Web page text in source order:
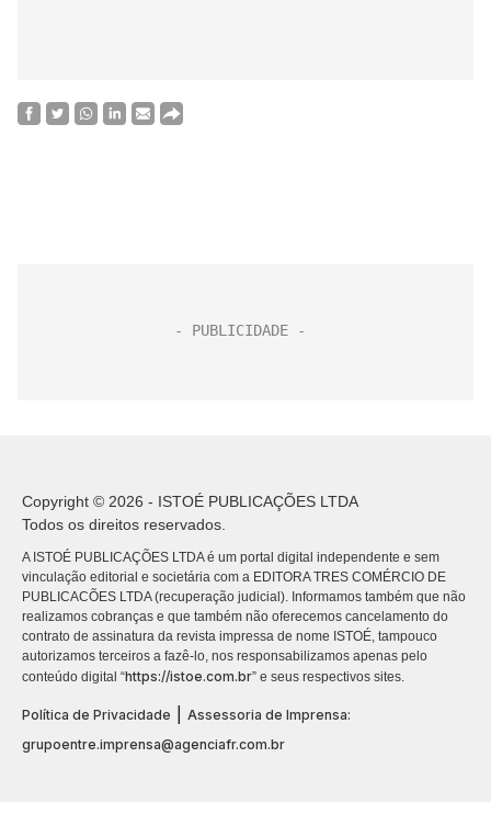
Copyright © 2026 - ISTOÉ PUBLICAÇÕES LTDA
Todos os direitos reservados.
A ISTOÉ PUBLICAÇÕES LTDA é um portal digital independente e sem
vinculação editorial e societária com a EDITORA TRES COMÉRCIO DE
PUBLICACÕES LTDA (recuperação judicial). Informamos também que não
realizamos cobranças e que também não oferecemos cancelamento do
contrato de assinatura da revista impressa de nome ISTOÉ, tampouco
autorizamos terceiros a fazê-lo, nos responsabilizamos apenas pelo
conteúdo digital “https://istoe.com.br” e seus respectivos sites.
Política de Privacidade
Assessoria de Imprensa:
grupoentre.imprensa@agenciafr.com.br